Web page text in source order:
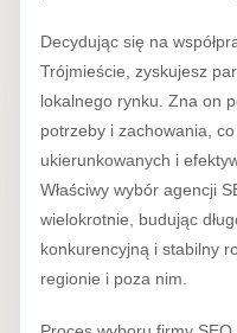
Decydując się na
Trójmieście, zyskujesz
lokalnego rynku. Zna on
potrzeby i zachowania,
ukierunkowanych i
Właściwy wybór agencji
wielokrotnie, budując
konkurencyjną i stabilny
regionie i poza nim.